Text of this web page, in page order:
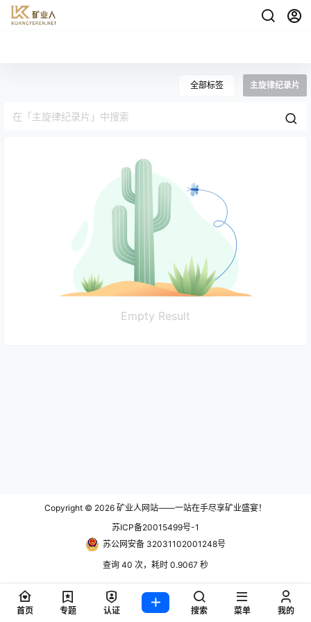
全部标签 主旋律纪录片
Empty Result
Copyright © 2026 矿业人网站——一站在手尽享矿业盛宴！
苏ICP备20015499号-1
苏公网安备 32031102001248号
查询 40 次，耗时 0.9067 秒
首页 专题 认证 搜索 菜单 我的